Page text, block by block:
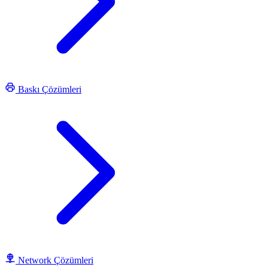
Baskı Çözümleri
Network Çözümleri